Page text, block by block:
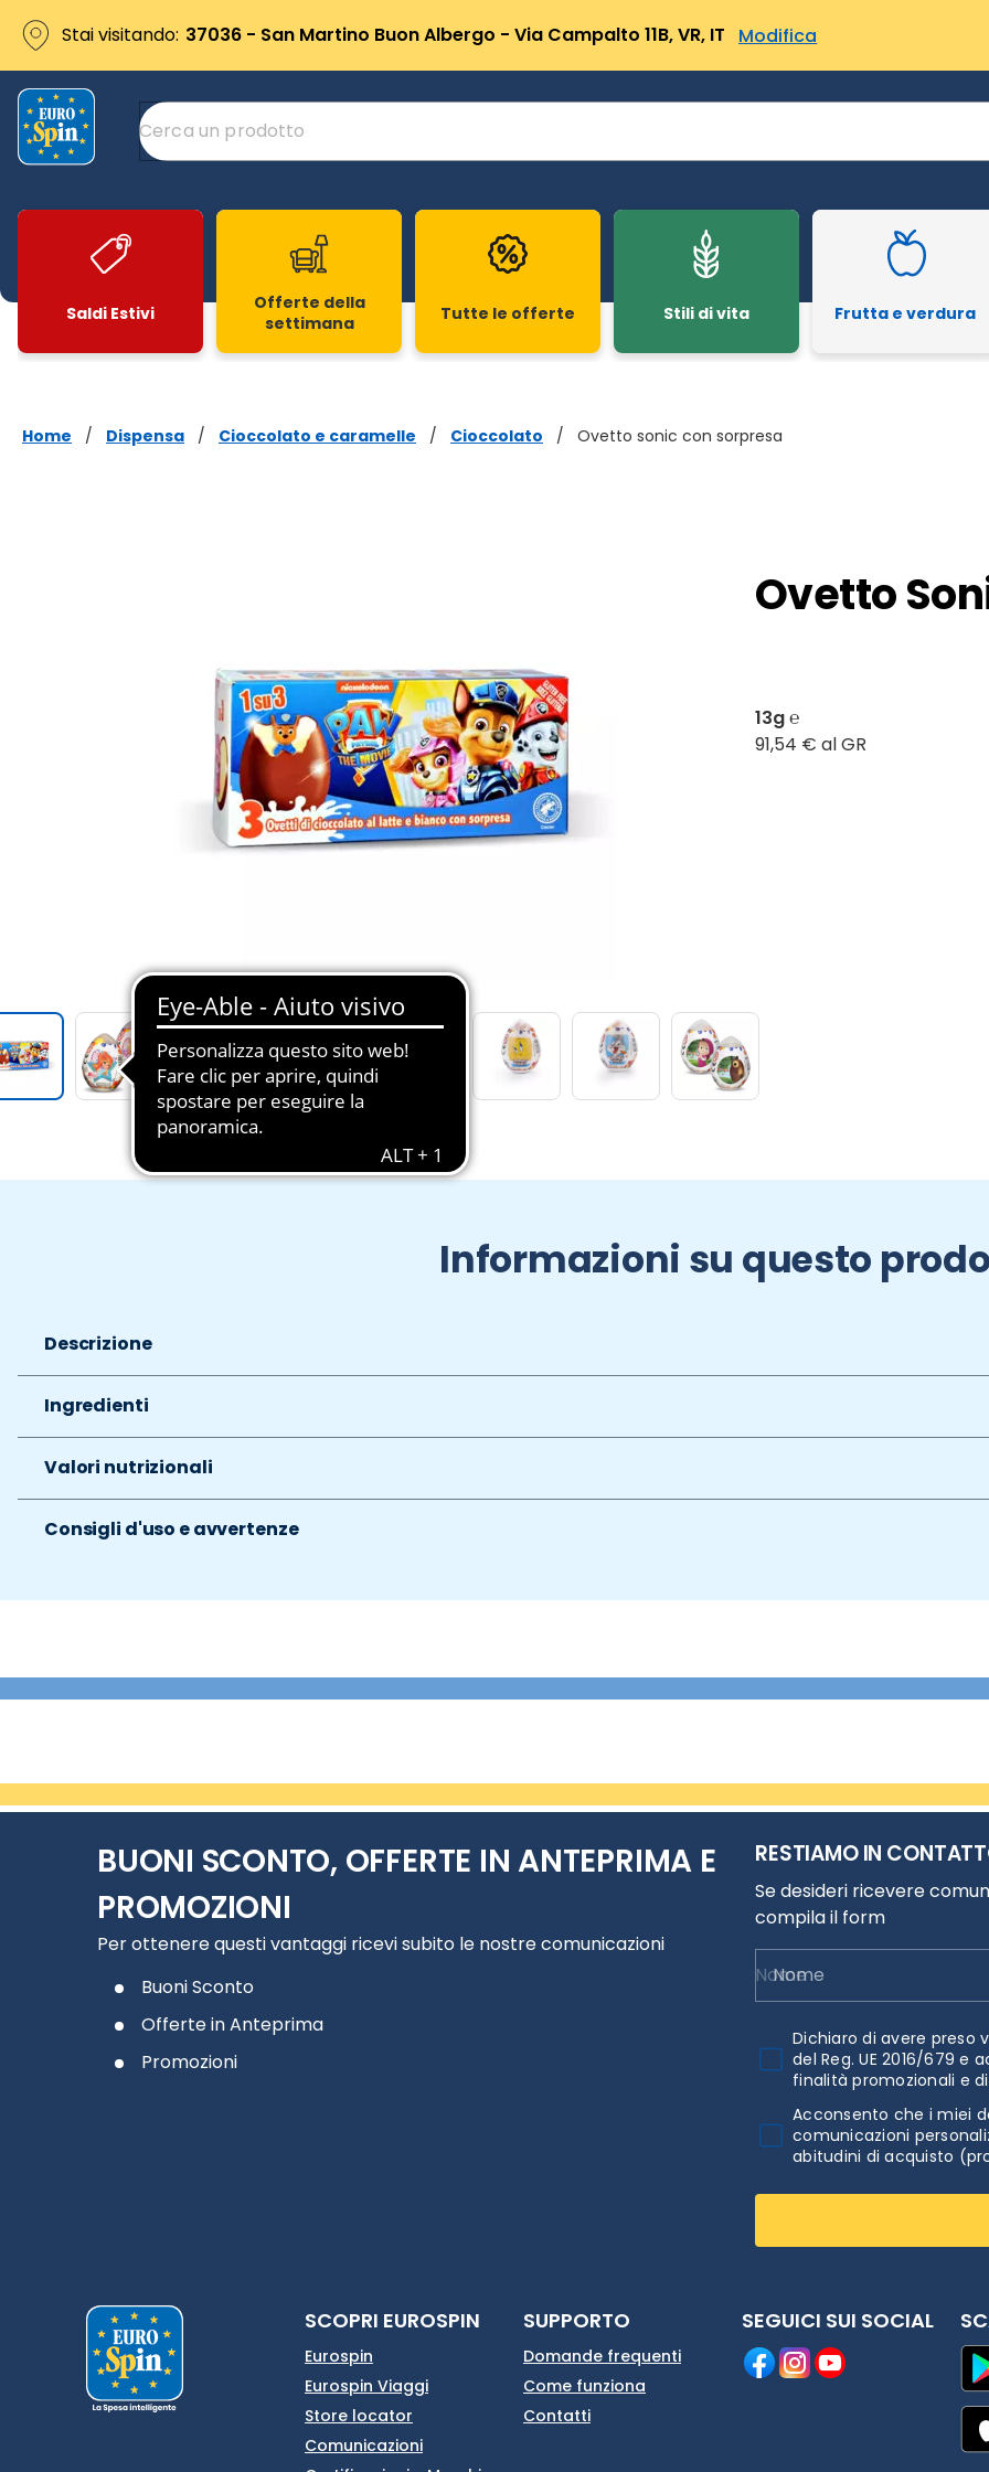
Stai visitando: 37036 - San Martino Buon Albergo - Via Campalto 11B, VR, IT Modifica
Saldi Estivi
Offerte della
settimana
Tutte le offerte Stili di vita Frutta e verdura
Home / Dispensa / Cioccolato e caramelle / Cioccolato / Ovetto sonic con sorpresa
Ovetto
13g ℮
91,54 € al GR
Informazioni su questo
Descrizione
Ingredienti
Valori nutrizionali
Consigli d'uso e avvertenze
BUONI SCONTO, OFFERTE IN ANTEPRIMA E
PROMOZIONI
Per ottenere questi vantaggi ricevi subito le nostre comunicazioni
Buoni Sconto
Offerte in Anteprima
Promozioni
RESTIAMO IN
Se desideri ricevere
compila il form
Nome
Dichiaro di avere preso
del Reg. UE 2016/679
finalità promozionali e
Acconsento che i miei
comunicazioni
abitudini di acquisto
SCOPRI EUROSPIN
Eurospin
Eurospin Viaggi
Store locator
Comunicazioni
SUPPORTO
Domande frequenti
Come funziona
Contatti
SEGUICI SUI SOCIAL